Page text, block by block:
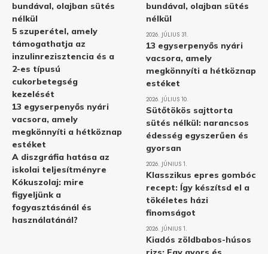
bundával, olajban sütés
nélkül
5 szuperétel, amely
támogathatja az
inzulinrezisztencia és a
2-es típusú
cukorbetegség
kezelését
13 egyserpenyős nyári
vacsora, amely
megkönnyíti a hétköznap
estéket
A diszgráfia hatása az
iskolai teljesítményre
Kókuszolaj: mire
figyeljünk a
fogyasztásánál és
használatánál?
bundával, olajban sütés
nélkül
2026. JÚLIUS 31.
13 egyserpenyős nyári
vacsora, amely
megkönnyíti a hétköznap
estéket
2026. JÚLIUS 10.
Sütőtökös sajttorta
sütés nélkül: narancsos
édesség egyszerűen és
gyorsan
2026. JÚNIUS 1.
Klasszikus epres gombóc
recept: Így készítsd el a
tökéletes házi
finomságot
2026. JÚNIUS 1.
Kiadós zöldbabos-húsos